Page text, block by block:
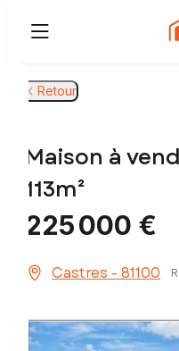
Retour
Maison à
113m²
225 000 €
Castres - 81100